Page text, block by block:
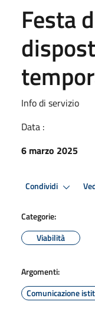
Festa
Info di servizio
Data :
6 marzo 2025
Condividi
Categorie:
Viabilità
Argomenti:
Comunicazione